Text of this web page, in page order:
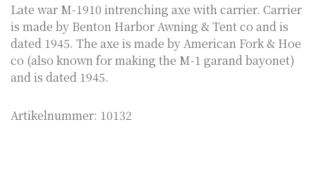
Late war M-1910 intrenching axe with carrier. Carrier
is made by Benton Harbor Awning & Tent co and is
dated 1945. The axe is made by American Fork & Hoe
co (also known for making the M-1 garand bayonet)
and is dated 1945.
Artikelnummer: 10132